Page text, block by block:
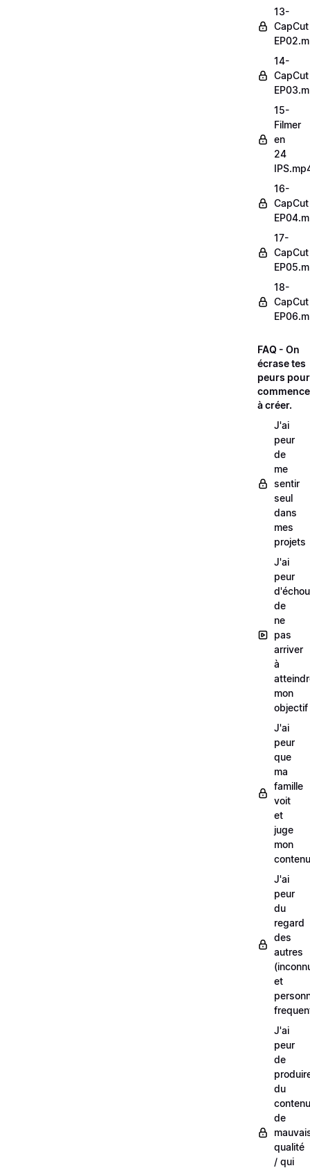
13-
CapCut
14-
CapCut
15-
Filmer
en
24
16-
CapCut
17-
CapCut
18-
CapCut
FAQ - On
écrase tes
peurs pour
à créer.
J'ai
peur
de
me
sentir
seul
dans
mes
projets
J'ai
peur
de
ne
pas
arriver
à
mon
objectif
J'ai
peur
que
ma
famille
voit
et
juge
mon
contenu
J'ai
peur
du
regard
des
autres
et
J'ai
peur
de
du
contenu
de
qualité
/ qui